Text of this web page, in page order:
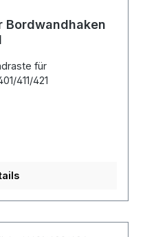
Bordwandhaken
für
411/421